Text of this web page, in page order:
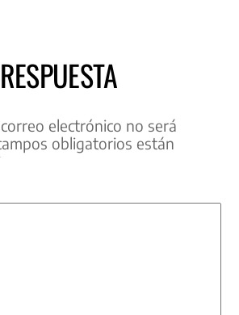
electrónico no será
obligatorios están